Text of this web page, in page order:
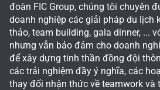
đoàn FIC Group, chúng tôi chuyên
doanh nghiệp các giải pháp du lịch
thảo, team building, gala dinner, ...
nhưng vẫn bảo đảm cho doanh
để xây dựng tinh thần đồng đội
các trải nghiệm đầy ý nghĩa, các
thay đổi nhận thức về teamwork và